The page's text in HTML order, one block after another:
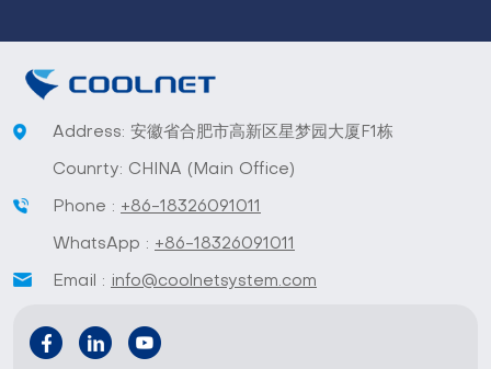
Address: 安徽省合肥市高新区星梦园大厦F1栋
Counrty: CHINA (Main Office)
Phone : +86-18326091011
WhatsApp : +86-18326091011
Email : info@coolnetsystem.com